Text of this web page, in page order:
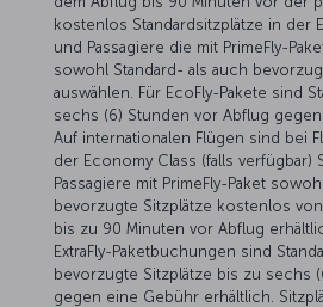
kostenlos Standardsitzplätze in der
und Passagiere die mit PrimeFly-
sowohl Standard- als auch
auswählen. Für EcoFly-Pakete sind
sechs (6) Stunden vor Abflug
Auf internationalen Flügen sind bei
der Economy Class (falls verfügbar)
Passagiere mit PrimeFly-Paket
bevorzugte Sitzplätze kostenlos
bis zu 90 Minuten vor Abflug
ExtraFly-Paketbuchungen sind
bevorzugte Sitzplätze bis zu sechs
gegen eine Gebühr erhältlich.